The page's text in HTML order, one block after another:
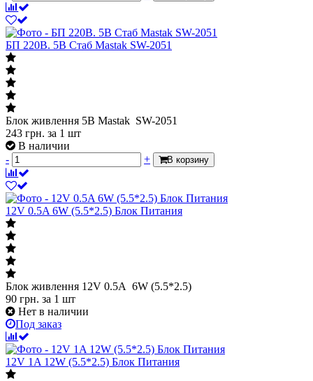
БП 220В. 5В Стаб Mastak SW-2051
Блок живлення 5В Mastak SW-2051
243 грн. за 1 шт
В наличии
-
+ В корзину
12V 0.5A 6W (5.5*2.5) Блок Питания
Блок живлення 12V 0.5A 6W (5.5*2.5)
90 грн. за 1 шт
Нет в наличии
Под заказ
12V 1A 12W (5.5*2.5) Блок Питания